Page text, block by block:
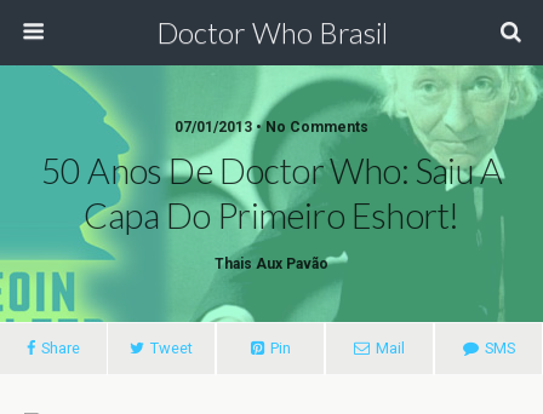
Doctor Who Brasil
07/01/2013 • No Comments
50 Anos De Doctor Who: Saiu A
Capa Do Primeiro Eshort!
Thais Aux Pavão
Share Tweet Pin Mail SMS